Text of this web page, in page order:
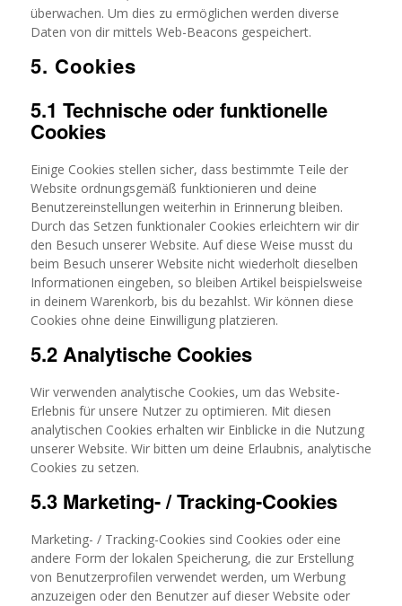
überwachen. Um dies zu ermöglichen werden diverse
Daten von dir mittels Web-Beacons gespeichert.
5. Cookies
5.1 Technische oder funktionelle
Cookies
Einige Cookies stellen sicher, dass bestimmte Teile der
Website ordnungsgemäß funktionieren und deine
Benutzereinstellungen weiterhin in Erinnerung bleiben.
Durch das Setzen funktionaler Cookies erleichtern wir dir
den Besuch unserer Website. Auf diese Weise musst du
beim Besuch unserer Website nicht wiederholt dieselben
Informationen eingeben, so bleiben Artikel beispielsweise
in deinem Warenkorb, bis du bezahlst. Wir können diese
Cookies ohne deine Einwilligung platzieren.
5.2 Analytische Cookies
Wir verwenden analytische Cookies, um das Website-
Erlebnis für unsere Nutzer zu optimieren. Mit diesen
analytischen Cookies erhalten wir Einblicke in die Nutzung
unserer Website. Wir bitten um deine Erlaubnis, analytische
Cookies zu setzen.
5.3 Marketing- / Tracking-Cookies
Marketing- / Tracking-Cookies sind Cookies oder eine
andere Form der lokalen Speicherung, die zur Erstellung
von Benutzerprofilen verwendet werden, um Werbung
anzuzeigen oder den Benutzer auf dieser Website oder